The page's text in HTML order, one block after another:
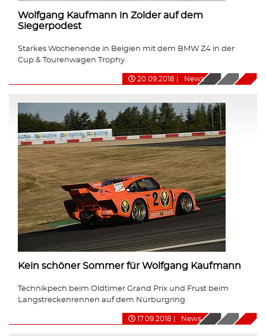
Wolfgang Kaufmann in Zolder auf dem
Siegerpodest
Starkes Wochenende in Belgien mit dem BMW Z4 in der
Cup & Tourenwagen Trophy.
20.09.2018 News
Kein schöner Sommer für Wolfgang Kaufmann
Technikpech beim Oldtimer Grand Prix und Frust beim
Langstreckenrennen auf dem Nürburgring
17.09.2018 News